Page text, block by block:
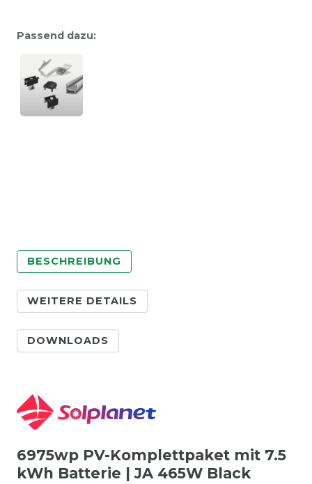
Passend dazu:
BESCHREIBUNG
WEITERE DETAILS
DOWNLOADS
6975wp PV-Komplettpaket mit 7.5
kWh Batterie | JA 465W Black